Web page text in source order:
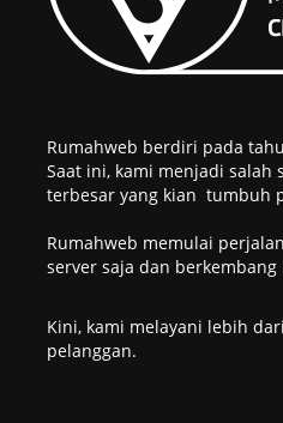
Rumahweb berdiri pada
Saat ini, kami menjadi salah
terbesar yang kian tumbuh
Rumahweb memulai
server saja dan
Kini, kami melayani lebih
pelanggan.